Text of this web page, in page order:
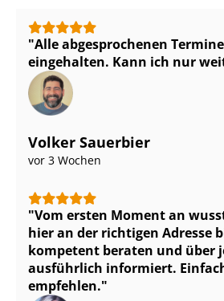
Alle abgesprochenen
eingehalten. Kann ich nur
Volker Sauerbier
vor 3 Wochen
Vom ersten Moment an
hier an der richtigen Adresse
kompetent beraten und über
ausführlich informiert.
empfehlen.